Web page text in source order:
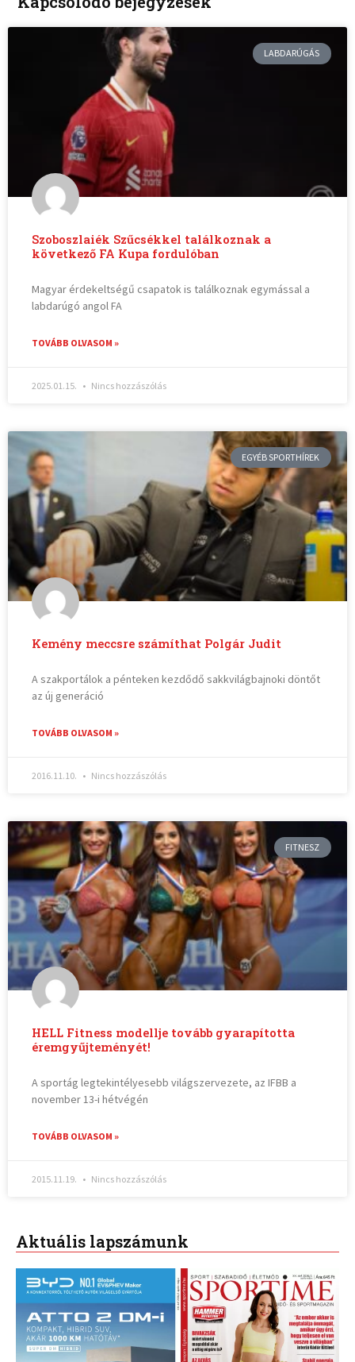
LABDARÚGÁS
Szoboszlaiék Szűcsékkel találkoznak a
következő FA Kupa fordulóban
Magyar érdekeltségű csapatok is találkoznak egymással a
labdarúgó angol FA
TOVÁBB OLVASOM »
2025.01.15. Nincs hozzászólás
EGYÉB SPORTHÍREK
Kemény meccsre számíthat Polgár Judit
A szakportálok a pénteken kezdődő sakkvilágbajnoki döntőt
az új generáció
TOVÁBB OLVASOM »
2016.11.10. Nincs hozzászólás
FITNESZ
HELL Fitness modellje tovább gyarapította
éremgyűjteményét!
A sportág legtekintélyesebb világszervezete, az IFBB a
november 13-i hétvégén
TOVÁBB OLVASOM »
2015.11.19. Nincs hozzászólás
Aktuális lapszámunk